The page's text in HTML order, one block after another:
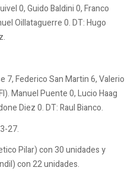
0, Guido Baldini 0, Franco
Oillataguerre 0. DT: Hugo
7, Federico San Martin 6, Valerio
Manuel Puente 0, Lucio Haag
Diez 0. DT: Raul Bianco.
27.
Pilar) con 30 unidades y
con 22 unidades.